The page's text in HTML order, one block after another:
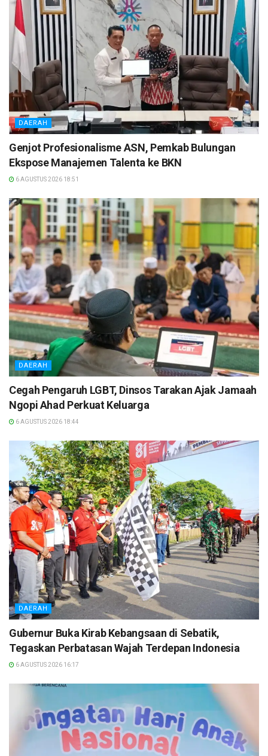
DAERAH
Genjot Profesionalisme ASN, Pemkab Bulungan
Ekspose Manajemen Talenta ke BKN
6 AGUSTUS 2026 18:51
DAERAH
Cegah Pengaruh LGBT, Dinsos Tarakan Ajak Jamaah
Ngopi Ahad Perkuat Keluarga
6 AGUSTUS 2026 18:44
DAERAH
Gubernur Buka Kirab Kebangsaan di Sebatik,
Tegaskan Perbatasan Wajah Terdepan Indonesia
6 AGUSTUS 2026 16:17